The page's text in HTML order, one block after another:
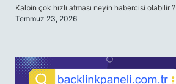
Kalbin çok hızlı atması neyin habercisi olabilir ?
Temmuz 23, 2026